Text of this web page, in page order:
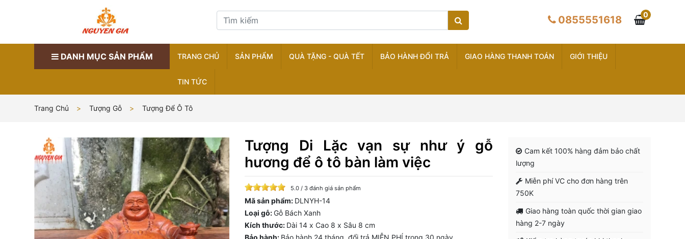
0855551618 0
DANH MỤC SẢN PHẨM TRANG CHỦ SẢN PHẨM QUÀ TẶNG - QUÀ TẾT BẢO HÀNH ĐỔI TRẢ GIAO HÀNG THANH TOÁN GIỚI THIỆU
TIN TỨC
Trang Chủ Tượng Gỗ Tượng Để Ô Tô
Tượng Di Lặc vạn sự như ý gỗ
hương để ô tô bàn làm việc
5.0 / 3 đánh giá sản phẩm
Mã sản phẩm: DLNYH-14
Loại gỗ:Gỗ Bách Xanh
Kích thước: Dài 14 x Cao 8 x Sâu 8 cm
Bảo hành: Bảo hành 24 tháng, đổi trả MIỄN PHÍ trong 30 ngày
Cam kết 100% hàng đảm bảo chất
lượng
Miễn phí VC cho đơn hàng trên
750K
Giao hàng toàn quốc thời gian giao
hàng 2-7 ngày